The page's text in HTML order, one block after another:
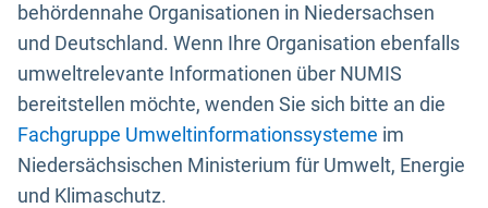
behördennahe Organisationen in Niedersachsen
und Deutschland. Wenn Ihre Organisation ebenfalls
umweltrelevante Informationen über NUMIS
bereitstellen möchte, wenden Sie sich bitte an die
Fachgruppe Umweltinformationssysteme im
Niedersächsischen Ministerium für Umwelt, Energie
und Klimaschutz.